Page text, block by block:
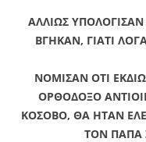
ΑΛΛΙΩΣ
ΒΓΗΚΑΝ, ΓΙΑΤΙ
ΝΟΜΙΣΑΝ ΟΤΙ
ΟΡΘΟΔΟΞΟ
ΚΟΣΟΒΟ, ΘΑ ΗΤΑΝ
ΤΟΝ ΠΑΠΑ